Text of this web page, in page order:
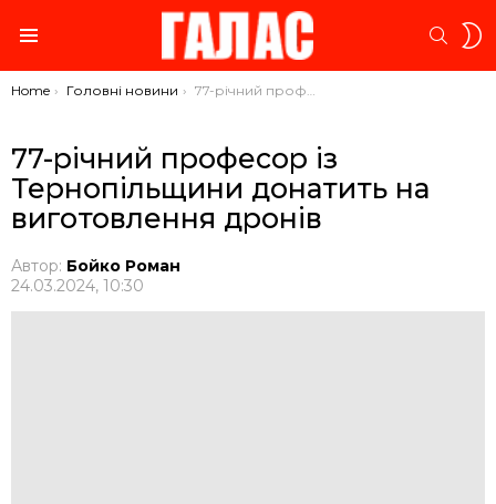
You are here:
Home Головні новини 77-річний професор із Тернопільщини донатить на виготовлення дронів
77-річний професор із
Тернопільщини донатить на
виготовлення дронів
Автор: Бойко Роман
24.03.2024, 10:30